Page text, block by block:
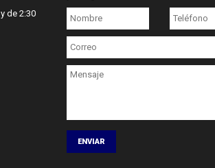
de 2:30
ENVIAR